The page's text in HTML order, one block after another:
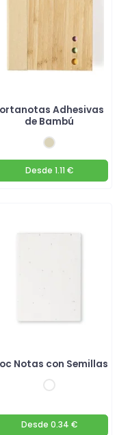
Adhesivas
de Bambú
Desde 1.11 €
Notas con Semillas
Desde 0.34 €